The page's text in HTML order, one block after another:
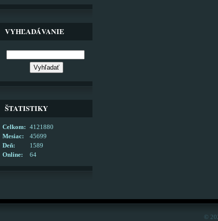
VYHĽADÁVANIE
ŠTATISTIKY
Online: 64
Celkom:
4121880
Mesiac:
45699
Deň:
1589
©